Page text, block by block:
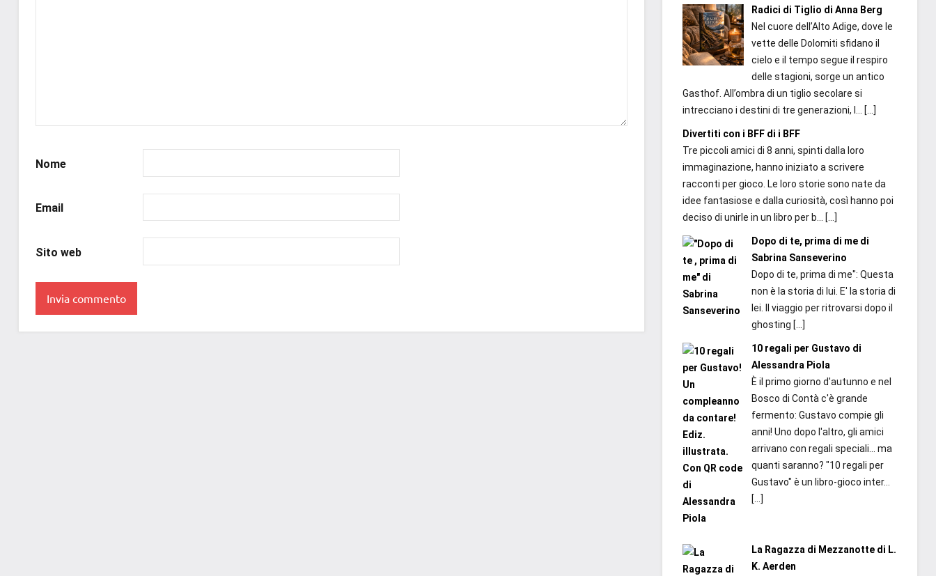
Nome
Email
Sito web
Radici di Tiglio di Anna Berg
Nel cuore dell’Alto Adige, dove le
vette delle Dolomiti sfidano il
cielo e il tempo segue il respiro
delle stagioni, sorge un antico
Gasthof. All’ombra di un tiglio secolare si
intrecciano i destini di tre generazioni, l...
[…]
Divertiti con i BFF di i BFF
Tre piccoli amici di 8 anni, spinti dalla loro
immaginazione, hanno iniziato a scrivere
racconti per gioco. Le loro storie sono nate da
idee fantasiose e dalla curiosità, così hanno poi
deciso di unirle in un libro per b...
[…]
Dopo di te, prima di me di
Sabrina Sanseverino
Dopo di te, prima di me": Questa
non è la storia di lui. E' la storia di
lei. Il viaggio per ritrovarsi dopo il
ghosting […]
10 regali per Gustavo di
Alessandra Piola
È il primo giorno d'autunno e nel
Bosco di Contà c'è grande
fermento: Gustavo compie gli
anni! Uno dopo l'altro, gli amici
arrivano con regali speciali... ma
quanti saranno? "10 regali per
Gustavo" è un libro-gioco inter...
[…]
La Ragazza di Mezzanotte di L.
K. Aerden